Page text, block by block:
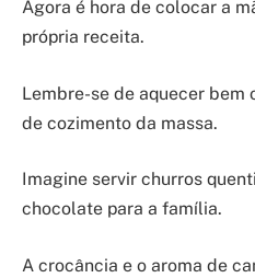
Agora é hora de colocar a
própria receita.
Lembre-se de aquecer bem
de cozimento da massa.
Imagine servir churros
chocolate para a família.
A crocância e o aroma de